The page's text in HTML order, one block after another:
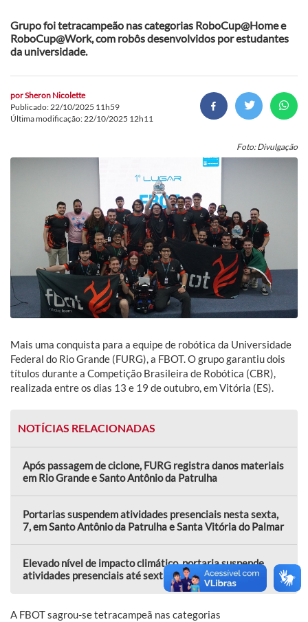
Grupo foi tetracampeão nas categorias RoboCup@Home e
RoboCup@Work, com robôs desenvolvidos por estudantes
da universidade.
porSheron Nicolette
Publicado: 22/10/2025 11h59
Última modificação: 22/10/2025 12h11
Foto: Divulgação
Mais uma conquista para a equipe de robótica da Universidade
Federal do Rio Grande (FURG), a FBOT. O grupo garantiu dois
títulos durante a Competição Brasileira de Robótica (CBR),
realizada entre os dias 13 e 19 de outubro, em Vitória (ES).
NOTÍCIAS RELACIONADAS
Após passagem de ciclone, FURG registra danos materiais
em Rio Grande e Santo Antônio da Patrulha
Portarias suspendem atividades presenciais nesta sexta,
7, em Santo Antônio da Patrulha e Santa Vitória do Palmar
Elevado nível de impacto climático, portaria suspende
atividades presenciais até sexta, 7, pela manhã
A FBOT sagrou-se tetracampeã nas categorias